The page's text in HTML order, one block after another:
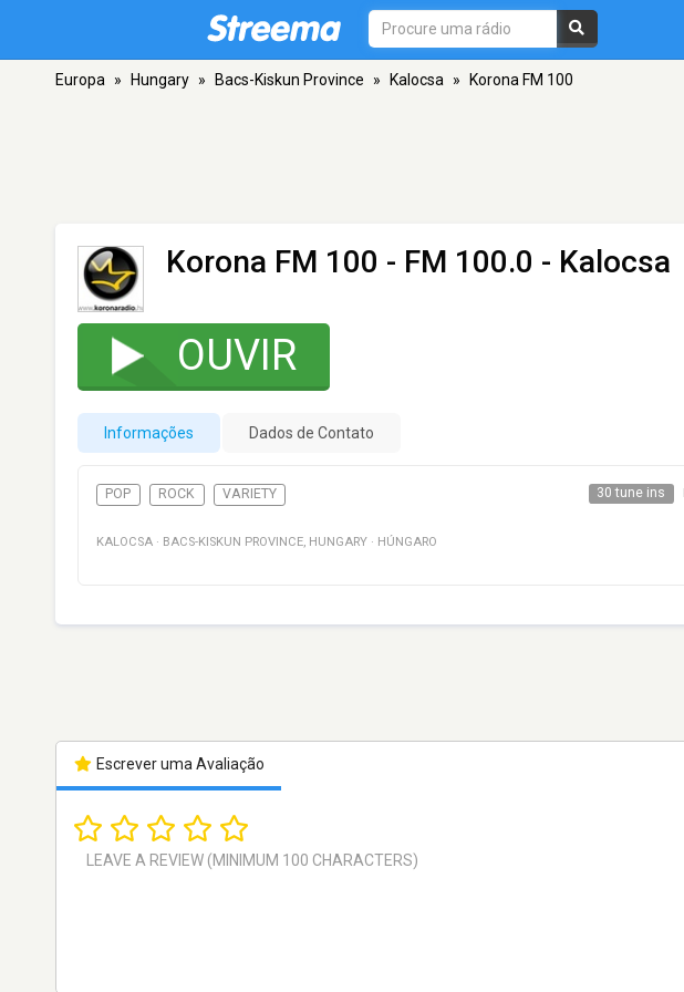
Europa » Hungary » Bacs-Kiskun Province » Kalocsa » Korona FM 100
Korona FM 100 - FM 100.0 - Kalocsa
OUVIR
Informações Dados de Contato
POP ROCK VARIETY 30 tune ins
KALOCSA · BACS-KISKUN PROVINCE, HUNGARY · HÚNGARO
Escrever uma Avaliação